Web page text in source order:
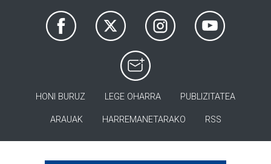
HONI BURUZ LEGE OHARRA PUBLIZITATEA
ARAUAK HARREMANETARAKO RSS